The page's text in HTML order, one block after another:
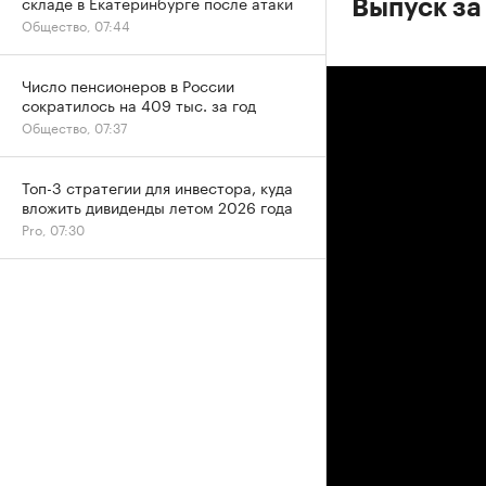
Выпуск
Общество, 07:44
Число пенсионеров в России
сократилось на 409 тыс. за год
Общество, 07:37
Топ-3 стратегии для инвестора, куда
вложить дивиденды летом 2026 года
Pro, 07:30